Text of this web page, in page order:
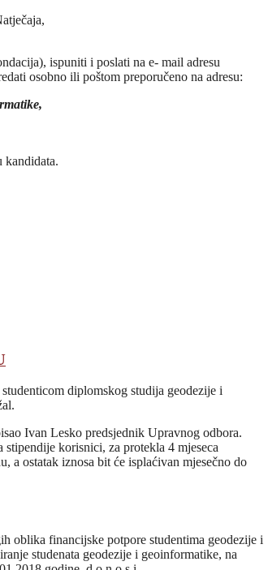
ispuniti i poslati na e- mail adresu
osobno ili poštom preporučeno na adresu:
kandidata.
diplomskog studija geodezije i
Ivan Lesko predsjednik Upravnog odbora.
korisnici, za protekla 4 mjeseca
a ostatak iznosa bit će isplaćivan mjesečno do
oblika financijske potpore studentima geodezije i
studenata geodezije i geoinformatike, na